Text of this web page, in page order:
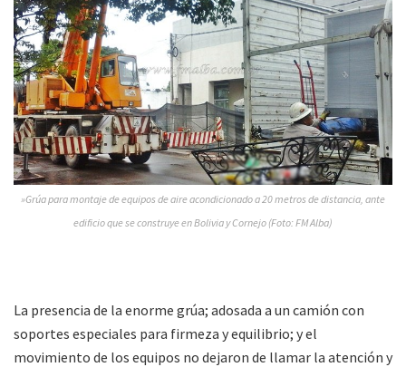
»Grúa para montaje de equipos de aire acondicionado a 20 metros de distancia, ante
edificio que se construye en Bolivia y Cornejo (Foto: FM Alba)
La presencia de la enorme grúa; adosada a un camión con
soportes especiales para firmeza y equilibrio; y el
movimiento de los equipos no dejaron de llamar la atención y